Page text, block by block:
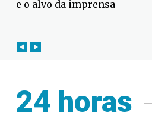
contra o El Niño em SC
24 horas